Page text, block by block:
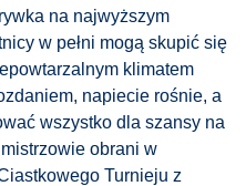
na najwyższym
w pełni mogą skupić się
klimatem
napiecie rośnie, a
wszystko dla szansy na
obrani w
Turnieju z